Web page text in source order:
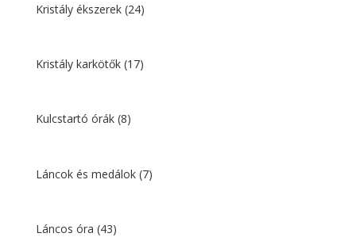
Kristály ékszerek (24)
Kristály karkötők (17)
Kulcstartó órák (8)
Láncok és medálok (7)
Láncos óra (43)